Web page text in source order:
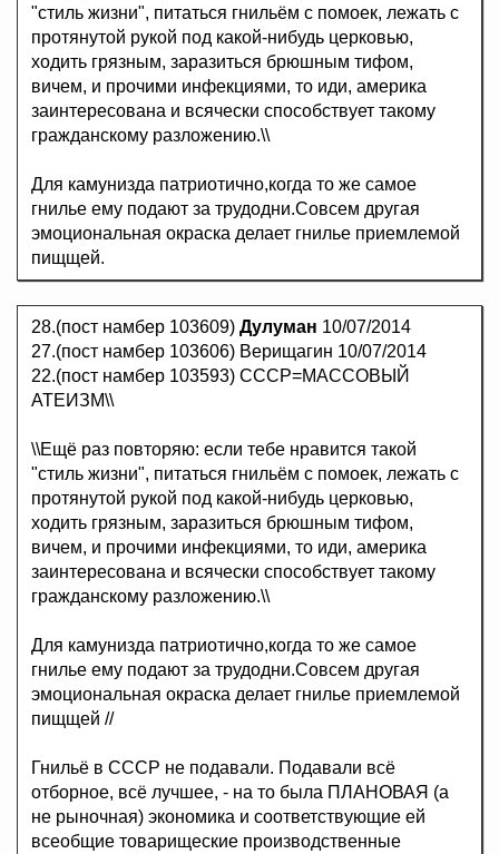
"стиль жизни", питаться гнильём с помоек, лежать с
протянутой рукой под какой-нибудь церковью,
ходить грязным, заразиться брюшным тифом,
вичем, и прочими инфекциями, то иди, америка
заинтересована и всячески способствует такому
гражданскому разложению.\\
Для камунизда патриотично,когда то же самое
гнилье ему подают за трудодни.Совсем другая
эмоциональная окраска делает гнилье приемлемой
пищщей.
28.(пост намбер 103609) Дулуман 10/07/2014
27.(пост намбер 103606) Верищагин 10/07/2014
22.(пост намбер 103593) СССР=МАССОВЫЙ
АТЕИЗМ\\
\\Ещё раз повторяю: если тебе нравится такой
"стиль жизни", питаться гнильём с помоек, лежать с
протянутой рукой под какой-нибудь церковью,
ходить грязным, заразиться брюшным тифом,
вичем, и прочими инфекциями, то иди, америка
заинтересована и всячески способствует такому
гражданскому разложению.\\
Для камунизда патриотично,когда то же самое
гнилье ему подают за трудодни.Совсем другая
эмоциональная окраска делает гнилье приемлемой
пищщей //
Гнильё в СССР не подавали. Подавали всё
отборное, всё лучшее, - на то была ПЛАНОВАЯ (а
не рыночная) экономика и соответствующие ей
всеобщие товарищеские производственные